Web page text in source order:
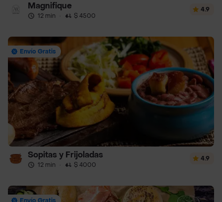
Magnifique
12 min · $ 4500
4.9
Envío Gratis
Sopitas y Frijoladas
12 min · $ 4000
4.9